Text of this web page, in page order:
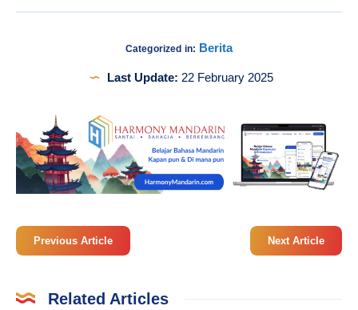
Categorized in: Berita
Last Update: 22 February 2025
Previous Article Next Article
Related Articles